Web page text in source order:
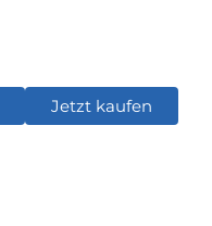
Jetzt kaufen